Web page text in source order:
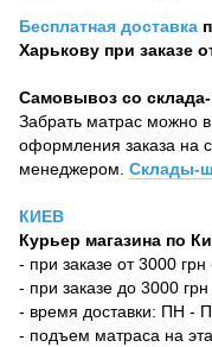
Бесплатная доставка
Харькову при заказе
Самовывоз со
Забрать матрас можно
оформления заказа на
менеджером. Склады-
КИЕВ
Курьер магазина по
- при заказе от 3000 грн
- при заказе до 3000
- время доставки: ПН -
- подъем матраса на